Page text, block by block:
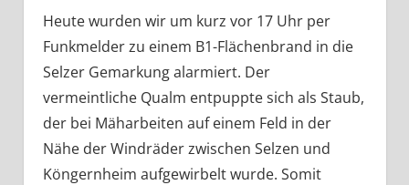
Heute wurden wir um kurz vor 17 Uhr per
Funkmelder zu einem B1-Flächenbrand in die
Selzer Gemarkung alarmiert. Der
vermeintliche Qualm entpuppte sich als Staub,
der bei Mäharbeiten auf einem Feld in der
Nähe der Windräder zwischen Selzen und
Köngernheim aufgewirbelt wurde. Somit